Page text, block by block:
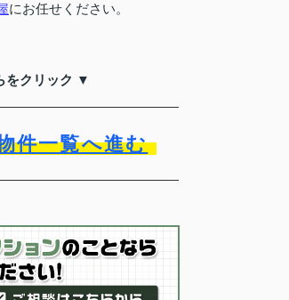
にお任せください。
をクリック ▼
件一覧へ進む